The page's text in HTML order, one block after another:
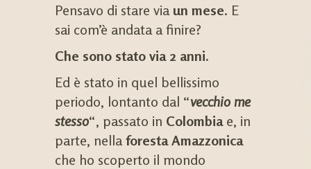
Pensavo di stare via un mese. E
sai com’è andata a finire?
Che sono stato via 2 anni.
Ed è stato in quel bellissimo
periodo, lontanto dal “vecchio me
stesso“, passato in Colombiae, in
parte, nella foresta Amazzonica
che ho scoperto il mondo